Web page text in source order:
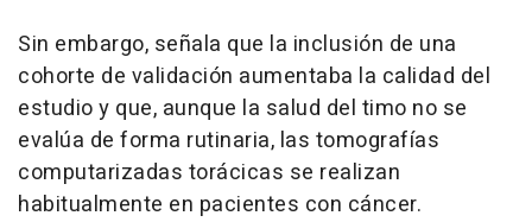
Sin embargo, señala que la inclusión de una
cohorte de validación aumentaba la calidad del
estudio y que, aunque la salud del timo no se
evalúa de forma rutinaria, las tomografías
computarizadas torácicas se realizan
habitualmente en pacientes con cáncer.